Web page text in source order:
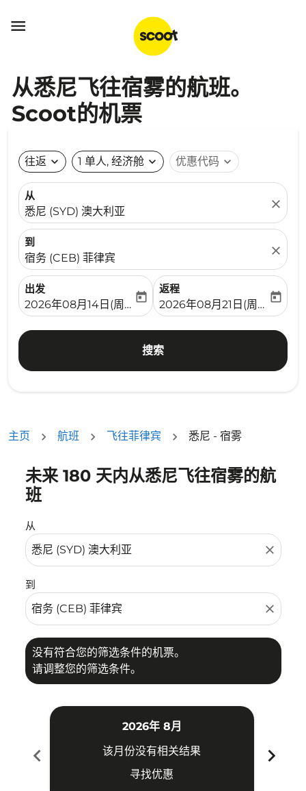

从悉尼飞往宿雾的航班。
Scoot的机票
往返 expand_more 1 单人, 经济舱 expand_more 优惠代码 expand_more
从
悉尼 (SYD) 澳大利亚
close
到
宿务 (CEB) 菲律宾
close
出发
fc-booking-departure-date-aria-label
2026年08月14日(周五)
today
返程
fc-booking-return-date-
2026年08月21日(周五)
today
搜索
主页 航班 飞往菲律宾 悉尼 - 宿雾
未来 180 天内从悉尼飞往宿雾的航
班
从
close
到
close
没有符合您的筛选条件的机票。
请调整您的筛选条件。
没有符合您的筛选条件的机票。请调整您的筛选条件。
chevron_left
2026年 8月
该月份没有相关结果
寻找优惠
chevron_right